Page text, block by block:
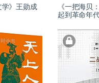
学》王勋成
《一把海贝
起到革命年